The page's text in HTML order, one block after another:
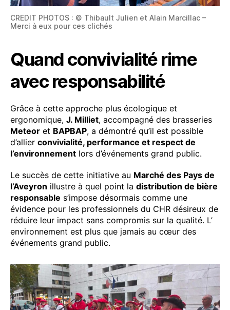
CREDIT PHOTOS : © Thibault Julien et Alain Marcillac –
Merci à eux pour ces clichés
Quand convivialité rime
avec responsabilité
Grâce à cette approche plus écologique et
ergonomique, J. Milliet, accompagné des brasseries
Meteor et BAPBAP, a démontré qu’il est possible
d’allier convivialité, performance et respect de
l’environnement lors d’événements grand public.
Le succès de cette initiative au Marché des Pays de
l’Aveyron illustre à quel point la distribution de bière
responsable s’impose désormais comme une
évidence pour les professionnels du CHR désireux de
réduire leur impact sans compromis sur la qualité. L’
environnement est plus que jamais au cœur des
événements grand public.